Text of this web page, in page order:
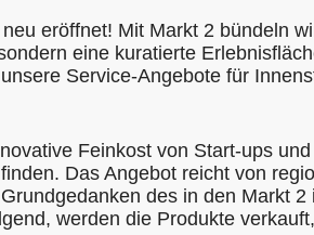
eröffnet! Mit Markt 2 bündeln
eine kuratierte
Service-Angebote für
Feinkost von Start-ups
Das Angebot reicht von
des in den Markt
werden die Produkte